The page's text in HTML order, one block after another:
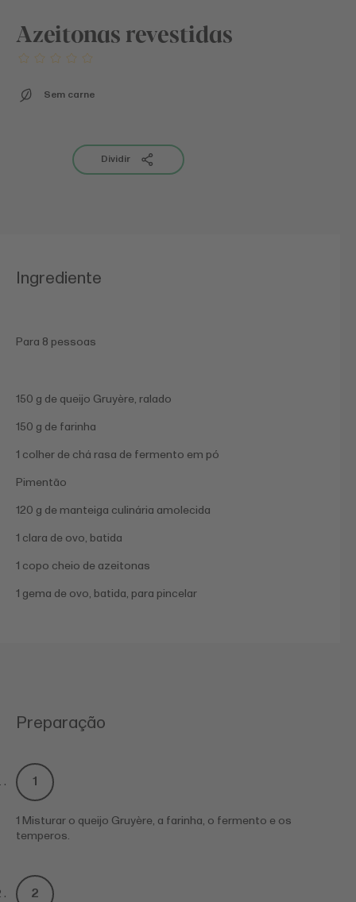
Azeitonas revestidas
Sem carne
Dividir
Ingrediente
Para 8 pessoas
150 g de queijo Gruyère, ralado
150 g de farinha
1 colher de chá rasa de fermento em pó
Pimentão
120 g de manteiga culinária amolecida
1 clara de ovo, batida
1 copo cheio de azeitonas
1 gema de ovo, batida, para pincelar
Preparação
1 Misturar o queijo Gruyère, a farinha, o fermento e os
temperos.